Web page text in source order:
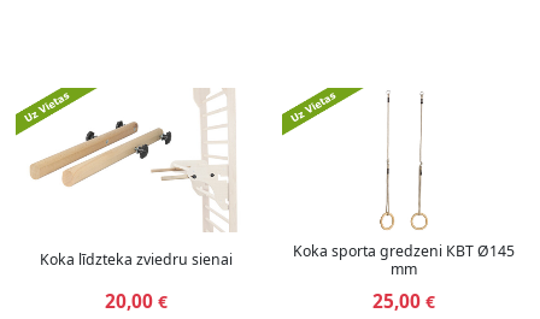
Koka līdzteka zviedru sienai
20,00 €
Koka sporta gredzeni КВТ Ø145
mm
25,00€